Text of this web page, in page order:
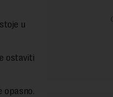
u
ostaviti
opasno.